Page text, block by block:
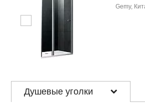
Gemy,
Душевые уголки